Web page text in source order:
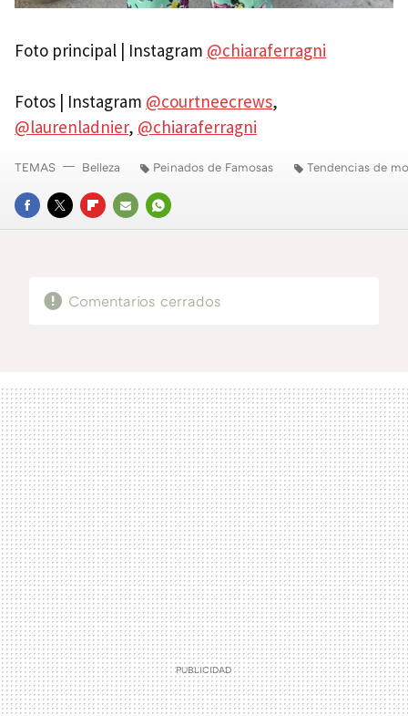
Foto principal | Instagram @chiaraferragni
Fotos | Instagram @courtneecrews,
@laurenladnier, @chiaraferragni
FACEBOOK
TWITTERFLIPBOARD
E-
WHATSAPP
TEMAS Belleza Peinados de Famosas Tendencias de
Comentarios cerrados